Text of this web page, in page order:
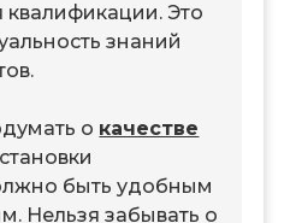
Это
знаний
о качестве
быть удобным
Нельзя забывать о